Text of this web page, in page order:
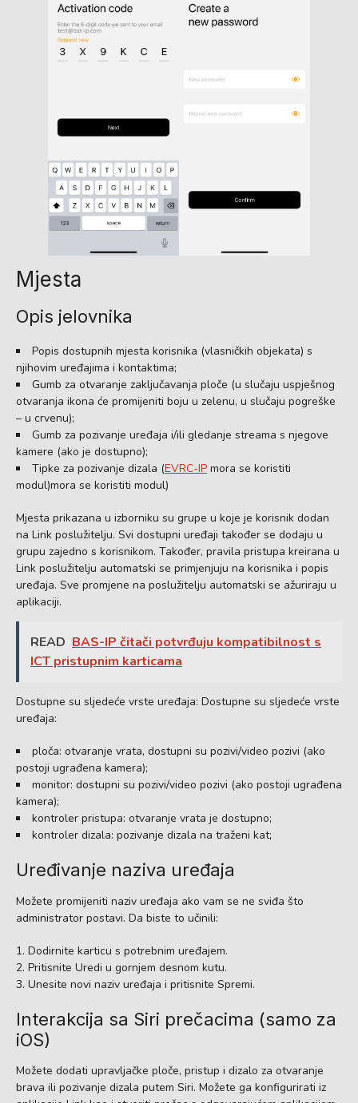
Mjesta
Opis jelovnika
Popis dostupnih mjesta korisnika (vlasničkih objekata) s
njihovim uređajima i kontaktima;
Gumb za otvaranje zaključavanja ploče (u slučaju uspješnog
otvaranja ikona će promijeniti boju u zelenu, u slučaju pogreške
– u crvenu);
Gumb za pozivanje uređaja i/ili gledanje streama s njegove
kamere (ako je dostupno);
Tipke za pozivanje dizala (EVRC-IP mora se koristiti
modul)mora se koristiti modul)
Mjesta prikazana u izborniku su grupe u koje je korisnik dodan
na Link poslužitelju. Svi dostupni uređaji također se dodaju u
grupu zajedno s korisnikom. Također, pravila pristupa kreirana u
Link poslužitelju automatski se primjenjuju na korisnika i popis
uređaja. Sve promjene na poslužitelju automatski se ažuriraju u
aplikaciji.
READ BAS-IP čitači potvrđuju kompatibilnost s
ICT pristupnim karticama
Dostupne su sljedeće vrste uređaja: Dostupne su sljedeće vrste
uređaja:
ploča: otvaranje vrata, dostupni su pozivi/video pozivi (ako
postoji ugrađena kamera);
monitor: dostupni su pozivi/video pozivi (ako postoji ugrađena
kamera);
kontroler pristupa: otvaranje vrata je dostupno;
kontroler dizala: pozivanje dizala na traženi kat;
Uređivanje naziva uređaja
Možete promijeniti naziv uređaja ako vam se ne sviđa što
administrator postavi. Da biste to učinili:
Dodirnite karticu s potrebnim uređajem.
Pritisnite Uredi u gornjem desnom kutu.
Unesite novi naziv uređaja i pritisnite Spremi.
Interakcija sa Siri prečacima (samo za
iOS)
Možete dodati upravljačke ploče, pristup i dizalo za otvaranje
brava ili pozivanje dizala putem Siri. Možete ga konfigurirati iz